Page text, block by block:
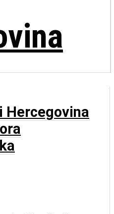
Hercegovina